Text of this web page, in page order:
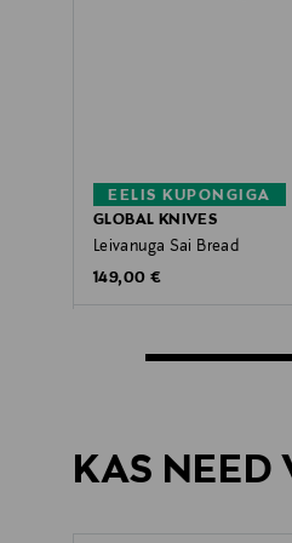
EELIS KUPONGIGA
GLOBAL KNIVES
Leivanuga Sai Bread
Original Price
149,00 €
KAS NEED